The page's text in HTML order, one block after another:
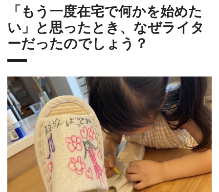
「もう一度在宅で何かを始めた
い」と思ったとき、なぜライタ
ーだったのでしょう？